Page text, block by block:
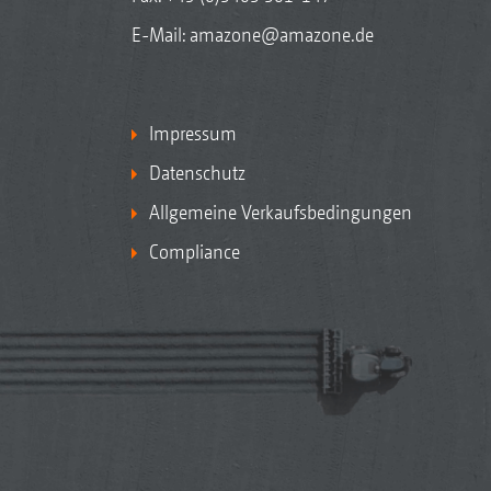
E-Mail: amazone@amazone.de
Impressum
Datenschutz
Allgemeine Verkaufsbedingungen
Compliance